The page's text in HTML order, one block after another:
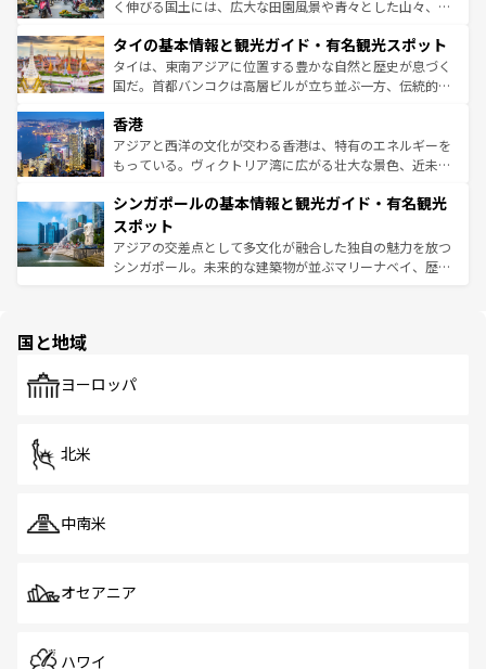
照してほしい。
まで、さまざまな韓国料理が待っている。夜には、韓国な
リティに包まれながら、韓国の多彩な魅力を心ゆくまで味
わってみてほしい。 なお、新着の韓国情報はコンテンツ一
覧を参照してほしい。
く伸びる国土には、広大な田園風景や青々とした山々、世
急速な発展と共に伝統が息づく。ハノイの古い町並みやホ
ーチミン市のフランス統治時代の建物も、独特の雰囲気を
醸し出している。また、バラエティの豊かさとおいしさで
とつ。フォーやバインミー、ベトナムコーヒーなどは、ぜ
ひ現地で味わいたい。どの地域を訪れてもあたたかい人々
が旅行者を迎えてくれるので、きっと忘れられない旅にな
参照してほしい。
タイの基本情報と観光ガイド・有名観光スポット
タイは、東南アジアに位置する豊かな自然と歴史が息づく
国だ。首都バンコクは高層ビルが立ち並ぶ一方、伝統的な
の活気が交差している。北部ではチェンマイなどの山岳地
帯で自然と触れ合い、南部ではプーケットやクラビの美し
いビーチでリゾート気分を楽しむことができる。タイ料理
激する。気候は一年中温暖で、どの季節にも異なる楽しみ
が待っている。親しみやすいタイの人々、仏教を中心とし
た文化、そして多様な観光資源が、訪れる旅人を魅了し続
ける。 なお、新着のタイ情報はコンテンツ一覧を参照して
香港
アジアと西洋の文化が交わる香港は、特有のエネルギーを
もっている。ヴィクトリア湾に広がる壮大な景色、近未来
み、どこを訪れても感動するはず。観光スポットが密集し
ており、効率よく見どころを回れるのも魅力。息をのむよ
うな絶景から文化的な体験まで、香港を存分に楽しみ尽く
そう。 なお、新着の香港情報はコンテンツ一覧を参照して
シンガポールの基本情報と観光ガイド・有名観光
スポット
アジアの交差点として多文化が融合した独自の魅力を放つ
シンガポール。未来的な建築物が並ぶマリーナベイ、歴史
で、ホーカーズは地元の風情を楽しめる外せないスポット
国と地域
ヨーロッパ
北米
中南米
オセアニア
ハワイ